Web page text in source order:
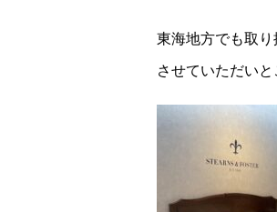
東海地方でも取
させていただい